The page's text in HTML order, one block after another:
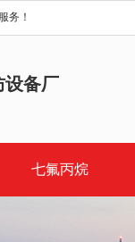
务！
设备厂
七氟丙烷